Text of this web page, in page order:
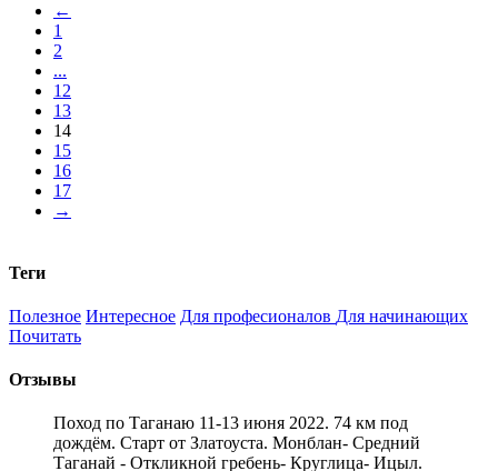
←
1
2
...
12
13
14
15
16
17
→
Теги
Полезное Интересное Для професионалов Для начинающих
Почитать
Отзывы
Поход по Таганаю 11-13 июня 2022. 74 км под
дождём. Старт от Златоуста. Монблан- Средний
Таганай - Откликной гребень- Круглица- Ицыл.